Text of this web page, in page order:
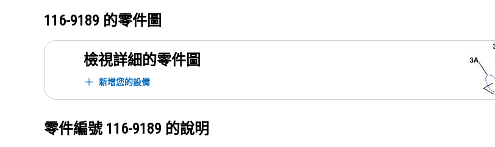
116-9189 的零件圖
檢視詳細的零件圖
新增您的設備
零件編號 116-9189 的說明